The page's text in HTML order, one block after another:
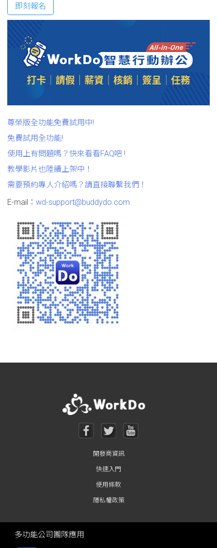
即刻報名
尊榮版全功能免費試用中!
免費試用全功能!
使用上有問題嗎？快來看看FAQ吧 !
教學影片也陸續上架中！
需要預約專人介紹嗎？請直接聯繫我們！
E-mail： wd-support@buddydo.com
開發商資訊
快速入門
使用條款
隱私權政策
多功能公司團隊應用